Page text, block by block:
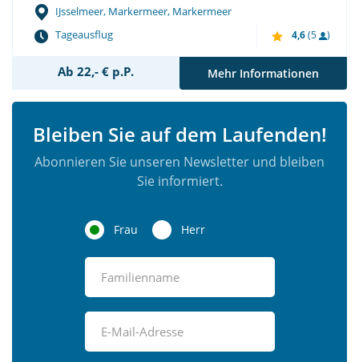
IJsselmeer, Markermeer, Markermeer
Tageausflug
4,6(5 )
Ab 22,- € p.P. Mehr Informationen
Bleiben Sie auf dem Laufenden!
Abonnieren Sie unseren Newsletter und bleiben
Sie informiert.
Frau Herr